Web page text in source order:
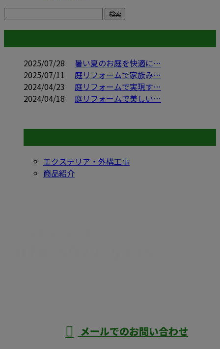
2025/07/28
暑い夏のお庭を快適に…
2025/07/11
庭リフォームで家族み…
2024/04/23
庭リフォームで実現す…
2024/04/18
庭リフォームで美しい…
エクステリア・外構工事
商品紹介
メールでのお問い合わせ